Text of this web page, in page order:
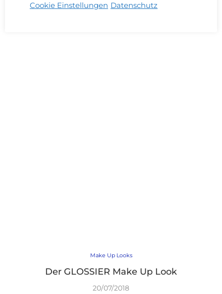
Make Up Looks
Der GLOSSIER Make Up Look
20/07/2018
Cookie Einstellungen Datenschutz